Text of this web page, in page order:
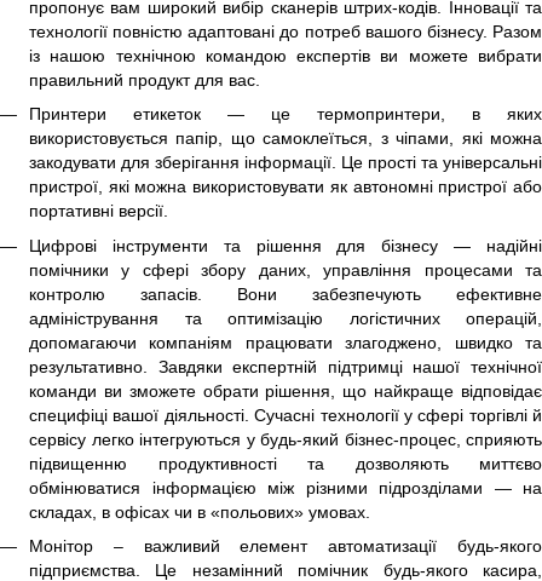
пропонує вам широкий вибір сканерів штрих-кодів. Інновації та
технології повністю адаптовані до потреб вашого бізнесу. Разом
із нашою технічною командою експертів ви можете вибрати
правильний продукт для вас.
Принтери етикеток — це термопринтери, в яких
використовується папір, що самоклеїться, з чіпами, які можна
закодувати для зберігання інформації. Це прості та універсальні
пристрої, які можна використовувати як автономні пристрої або
портативні версії.
Цифрові інструменти та рішення для бізнесу — надійні
помічники у сфері збору даних, управління процесами та
контролю запасів. Вони забезпечують ефективне
адміністрування та оптимізацію логістичних операцій,
допомагаючи компаніям працювати злагоджено, швидко та
результативно. Завдяки експертній підтримці нашої технічної
команди ви зможете обрати рішення, що найкраще відповідає
специфіці вашої діяльності. Сучасні технології у сфері торгівлі й
сервісу легко інтегруються у будь-який бізнес-процес, сприяють
підвищенню продуктивності та дозволяють миттєво
обмінюватися інформацією між різними підрозділами — на
складах, в офісах чи в «польових» умовах.
Монітор – важливий елемент автоматизації будь-якого
підприємства. Це незамінний помічник будь-якого касира,